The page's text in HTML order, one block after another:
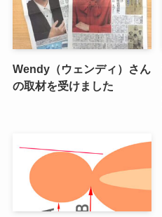
Wendy（ウェンディ）さん
の取材を受けました